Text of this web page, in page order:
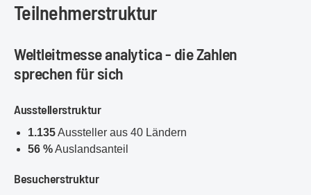
Teilnehmerstruktur
Weltleitmesse analytica - die Zahlen
sprechen für sich
Ausstellerstruktur
1.135Aussteller aus 40 Ländern
56 %Auslandsanteil
Besucherstruktur